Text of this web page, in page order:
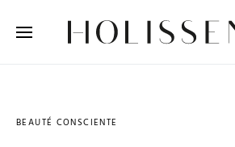
BEAUTÉ CONSCIENTE